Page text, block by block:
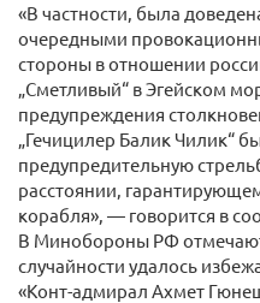
«В частности, была
очередными
стороны в отношении
„Сметливый“ в Эгейском
предупреждения
„Гечицилер Балик Чилик“
предупредительную
расстоянии,
корабля», — говорится в
В Минобороны РФ
случайности удалось
«Конт-адмирал Ахмет